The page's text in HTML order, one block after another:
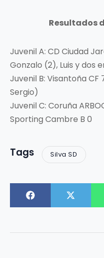
Resultados
Juvenil A: CD Ciudad
Gonzalo (2), Luis y dos
Juvenil B: Visantoña CF
Sergio)
Juvenil C: Coruña
Sporting Cambre B 0
Tags Silva SD